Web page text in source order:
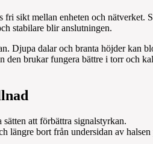
fri sikt mellan enheten och
stabilare blir anslutningen.
Djupa dalar och branta höjder kan
den brukar fungera bättre i torr och
att förbättra signalstyrkan.
längre bort från undersidan av